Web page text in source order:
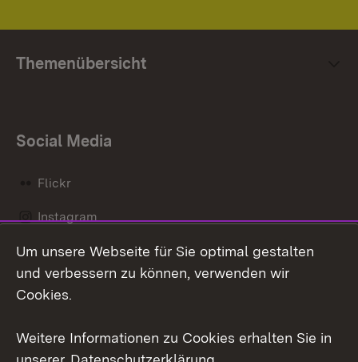
Themenübersicht
Social Media
Flickr
Instagram
Social Wall
Um unsere Webseite für Sie optimal gestalten
und verbessern zu können, verwenden wir
Cookies.
Weitere Informationen zu Cookies erhalten Sie in